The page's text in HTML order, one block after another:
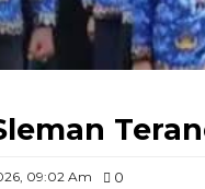
09:02 Am 0